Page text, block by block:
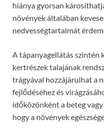
hiánya gyorsan
növények általában
nedvességtartalmát
A tápanyagellátás szintén
kertrészek talajának
trágyával hozzájárulhat a
fejlődéséhez és
időközönként a beteg
hogy a növények